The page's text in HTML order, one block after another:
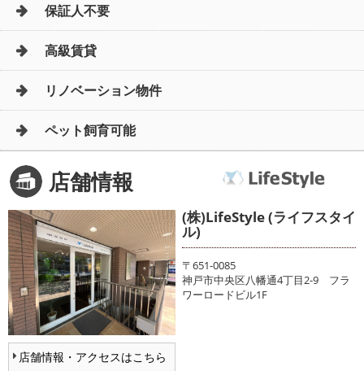
保証人不要
高級賃貸
リノベーション物件
ペット飼育可能
店舗情報
店舗情報・アクセスはこちら
(株)LifeStyle (ライフスタイ
ル)
〒651-0085
神戸市中央区八幡通4丁目2-9 フラ
ワーロードビル1F